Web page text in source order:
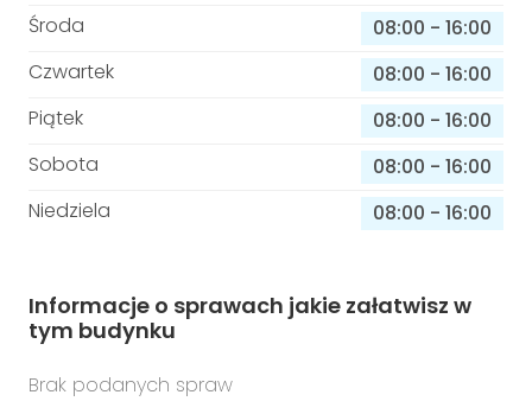
Środa
08:00 - 16:00
Czwartek
08:00 - 16:00
Piątek
08:00 - 16:00
Sobota
08:00 - 16:00
Niedziela
08:00 - 16:00
Informacje o sprawach jakie załatwisz w
tym budynku
Brak podanych spraw